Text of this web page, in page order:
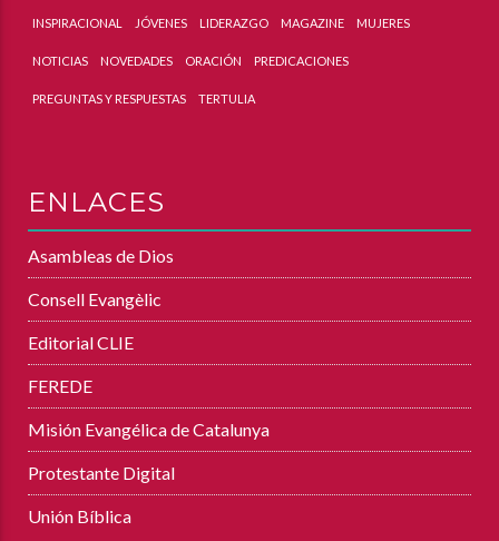
INSPIRACIONAL JÓVENES LIDERAZGO MAGAZINE MUJERES
NOTICIAS NOVEDADES ORACIÓN PREDICACIONES
PREGUNTAS Y RESPUESTAS TERTULIA
ENLACES
Asambleas de Dios
Consell Evangèlic
Editorial CLIE
FEREDE
Misión Evangélica de Catalunya
Protestante Digital
Unión Bíblica